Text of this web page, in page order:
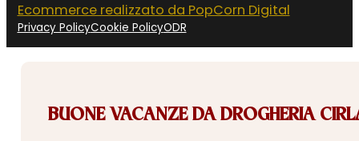
Ecommerce realizzato da PopCorn Digital
Privacy PolicyCookie PolicyODR
BUONE VACANZE DA DROGHERIA